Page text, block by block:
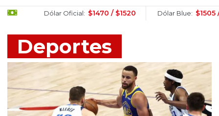
Dólar Oficial: $1470 / $1520 Dólar Blue: $1505 / $1525
Deportes